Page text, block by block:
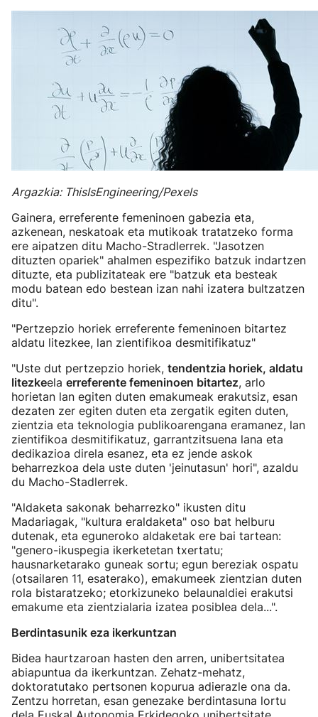
Argazkia: ThisIsEngineering/Pexels
Gainera, erreferente femeninoen gabezia eta,
azkenean, neskatoak eta mutikoak tratatzeko forma
ere aipatzen ditu Macho-Stradlerrek. "Jasotzen
dituzten opariek" ahalmen espezifiko batzuk indartzen
dituzte, eta publizitateak ere "batzuk eta besteak
modu batean edo bestean izan nahi izatera bultzatzen
ditu".
"Pertzepzio horiek erreferente femeninoen bitartez
aldatu litezkee, lan zientifikoa desmitifikatuz"
"Uste dut pertzepzio horiek, tendentzia horiek, aldatu
litezkeela erreferente femeninoen bitartez, arlo
horietan lan egiten duten emakumeak erakutsiz, esan
dezaten zer egiten duten eta zergatik egiten duten,
zientzia eta teknologia publikoarengana eramanez, lan
zientifikoa desmitifikatuz, garrantzitsuena lana eta
dedikazioa direla esanez, eta ez jende askok
beharrezkoa dela uste duten 'jeinutasun' hori", azaldu
du Macho-Stadlerrek.
"Aldaketa sakonak beharrezko" ikusten ditu
Madariagak, "kultura eraldaketa" oso bat helburu
dutenak, eta eguneroko aldaketak ere bai tartean:
"genero-ikuspegia ikerketetan txertatu;
hausnarketarako guneak sortu; egun bereziak ospatu
(otsailaren 11, esaterako), emakumeek zientzian duten
rola bistaratzeko; etorkizuneko belaunaldiei erakutsi
emakume eta zientzialaria izatea posiblea dela...".
Berdintasunik eza ikerkuntzan
Bidea haurtzaroan hasten den arren, unibertsitatea
abiapuntua da ikerkuntzan. Zehatz-mehatz,
doktoratutako pertsonen kopurua adierazle ona da.
Zentzu horretan, esan genezake berdintasuna lortu